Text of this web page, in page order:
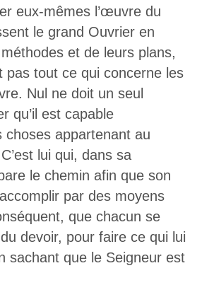
eux-mêmes l’œuvre du
le grand Ouvrier en
et de leurs plans,
pas tout ce qui concerne les
Nul ne doit un seul
qu’il est capable
choses appartenant au
lui qui, dans sa
le chemin afin que son
par des moyens
que chacun se
devoir, pour faire ce qui lui
sachant que le Seigneur est